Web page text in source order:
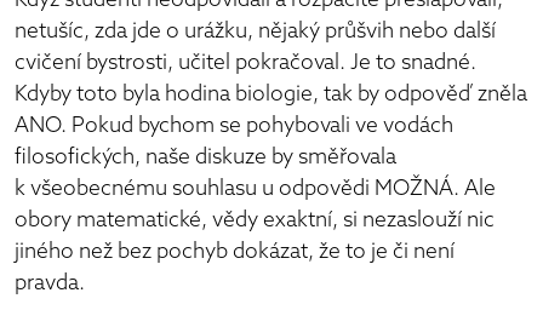
netušíc, zda jde o urážku, nějaký průšvih nebo další
cvičení bystrosti, učitel pokračoval. Je to snadné.
Kdyby toto byla hodina biologie, tak by odpověď zněla
ANO. Pokud bychom se pohybovali ve vodách
filosofických, naše diskuze by směřovala
k všeobecnému souhlasu u odpovědi MOŽNÁ. Ale
obory matematické, vědy exaktní, si nezaslouží nic
jiného než bez pochyb dokázat, že to je či není
pravda.